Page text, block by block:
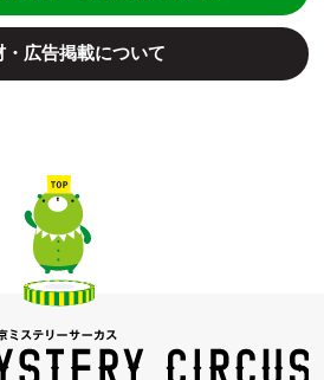
・広告掲載について